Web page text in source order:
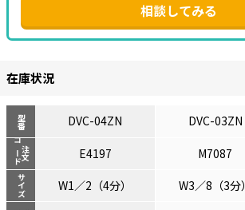
相談してみる
在庫状況
型番
注文
コード
サイズ
DVC-04ZN DVC-03ZN
E4197
M7087
W1／2（4分）
W3／8（3分）